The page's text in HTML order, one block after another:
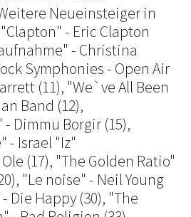
Neueinsteiger in
- Eric Clapton
- Christina
Symphonies - Open Air
(11), "We`ve All Been
Band (12),
Dimmu Borgir (15),
- Israel "Iz"
(17), "The Golden Ratio"
"Le noise" - Neil Young
Die Happy (30), "The